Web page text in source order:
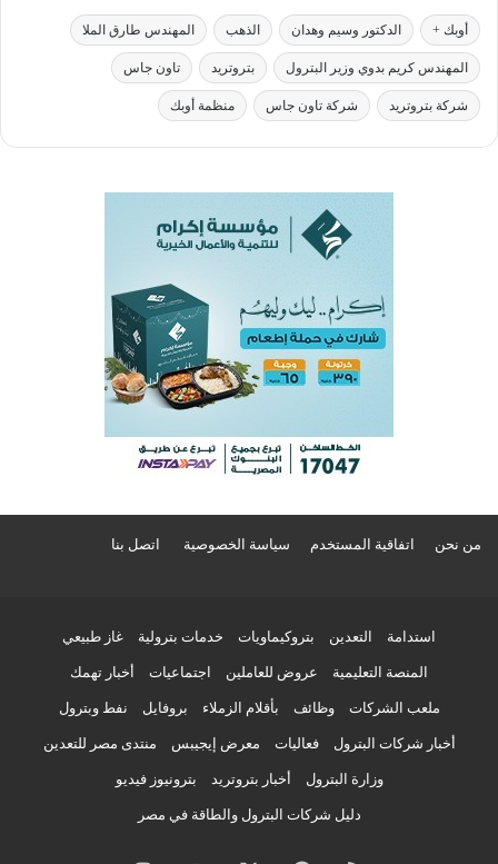
أوبك + الدكتور وسيم وهدان الذهب المهندس طارق الملا
المهندس كريم بدوي وزير البترول بتروتريد تاون جاس
شركة بتروتريد شركة تاون جاس منظمة أوبك
من نحن اتفاقية المستخدم سياسة الخصوصية اتصل بنا
استدامة التعدين بتروكيماويات خدمات بترولية غاز طبيعي
المنصة التعليمية عروض للعاملين اجتماعيات أخبار تهمك
ملعب الشركات وظائف بأقلام الزملاء بروفايل نفط وبترول
أخبار شركات البترول فعاليات معرض إيجيبس منتدى مصر للتعدين
وزارة البترول أخبار بتروتريد بترونيوز فيديو
دليل شركات البترول والطاقة في مصر